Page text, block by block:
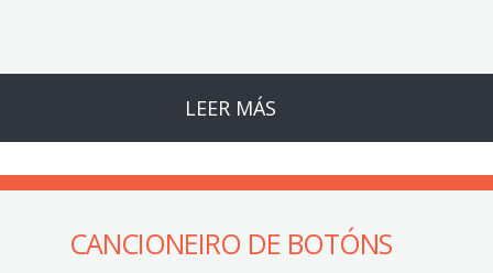
LEER MÁS
CANCIONEIRO DE BOTÓNS